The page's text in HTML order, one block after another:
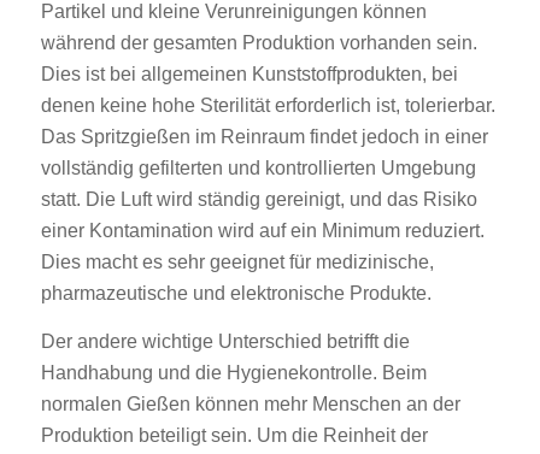
Partikel und kleine Verunreinigungen können
während der gesamten Produktion vorhanden sein.
Dies ist bei allgemeinen Kunststoffprodukten, bei
denen keine hohe Sterilität erforderlich ist, tolerierbar.
Das Spritzgießen im Reinraum findet jedoch in einer
vollständig gefilterten und kontrollierten Umgebung
statt. Die Luft wird ständig gereinigt, und das Risiko
einer Kontamination wird auf ein Minimum reduziert.
Dies macht es sehr geeignet für medizinische,
pharmazeutische und elektronische Produkte.
Der andere wichtige Unterschied betrifft die
Handhabung und die Hygienekontrolle. Beim
normalen Gießen können mehr Menschen an der
Produktion beteiligt sein. Um die Reinheit der